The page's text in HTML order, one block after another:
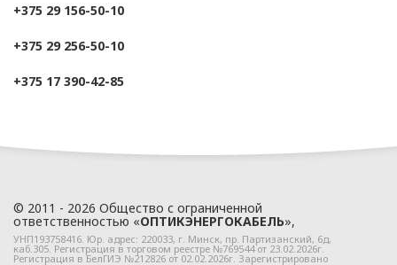
+375 29 156-50-10
+375 29 256-50-10
+375 17 390-42-85
© 2011 - 2026 Общество с ограниченной
ответственностью «ОПТИКЭНЕРГОКАБЕЛЬ»,
УНП193758416. Юр. адрес: 220033, г. Минск, пр. Партизанский, 6д,
каб.305. Регистрация в торговом реестре №769544 от 23.02.2026г.
Регистрация в БелГИЭ №212826 от 02.02.2026г. Зарегистрировано
УТВЕРЖДАЮ
Директор ООО
В.А. Прокопчук _________​
Общие
положения